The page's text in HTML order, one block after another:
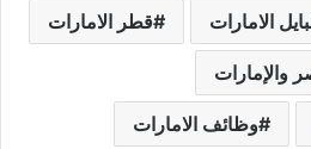
الامارات قطر الامارات
والإمارات
وظائف الامارات